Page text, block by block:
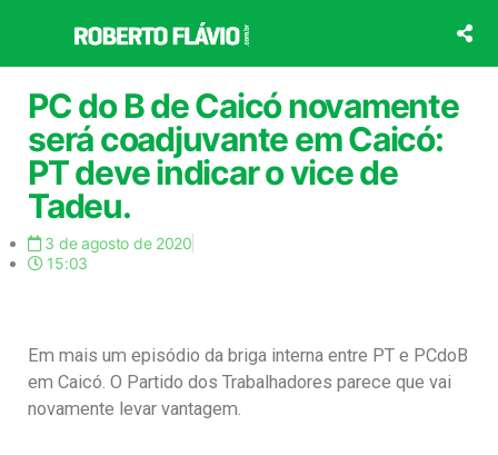
o
conteúdo
PC do B de Caicó novamente
será coadjuvante em Caicó:
PT deve indicar o vice de
Tadeu.
3 de agosto de 2020
15:03
Em mais um episódio da briga interna entre PT e PCdoB
em Caicó. O Partido dos Trabalhadores parece que vai
novamente levar vantagem.